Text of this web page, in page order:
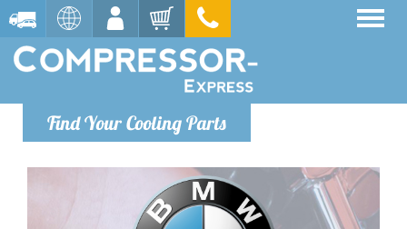
Find Your Cooling Parts